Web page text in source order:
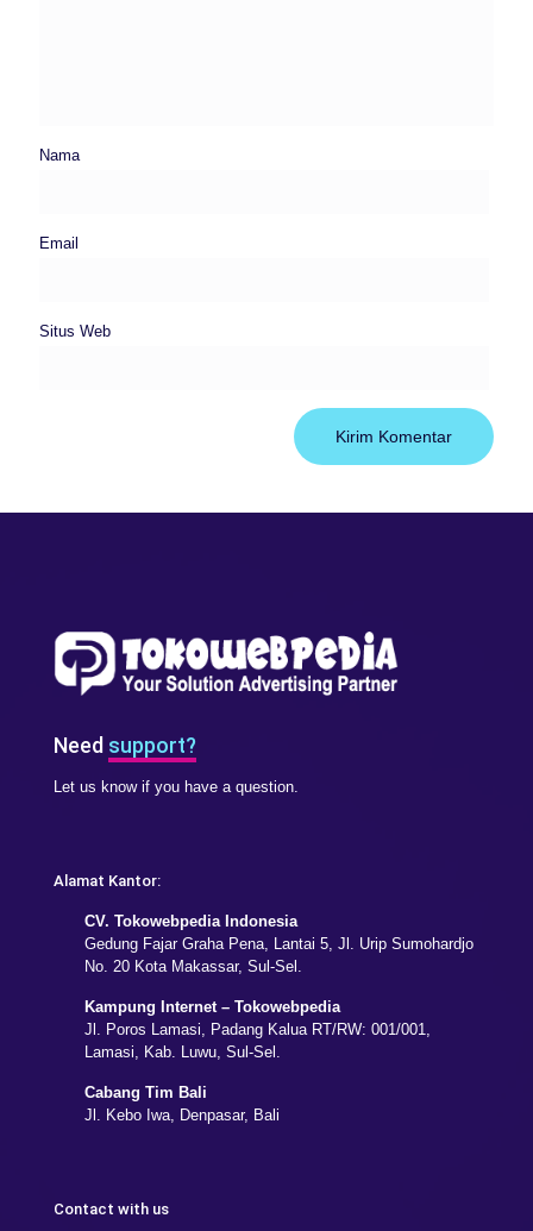
Nama
Email
Situs Web
Need support?
Let us know if you have a question.
Alamat Kantor:
CV. Tokowebpedia Indonesia
Gedung Fajar Graha Pena, Lantai 5, Jl. Urip Sumohardjo
No. 20 Kota Makassar, Sul-Sel.
Kampung Internet – Tokowebpedia
Jl. Poros Lamasi, Padang Kalua RT/RW: 001/001,
Lamasi, Kab. Luwu, Sul-Sel.
Cabang Tim Bali
Jl. Kebo Iwa, Denpasar, Bali
Contact with us